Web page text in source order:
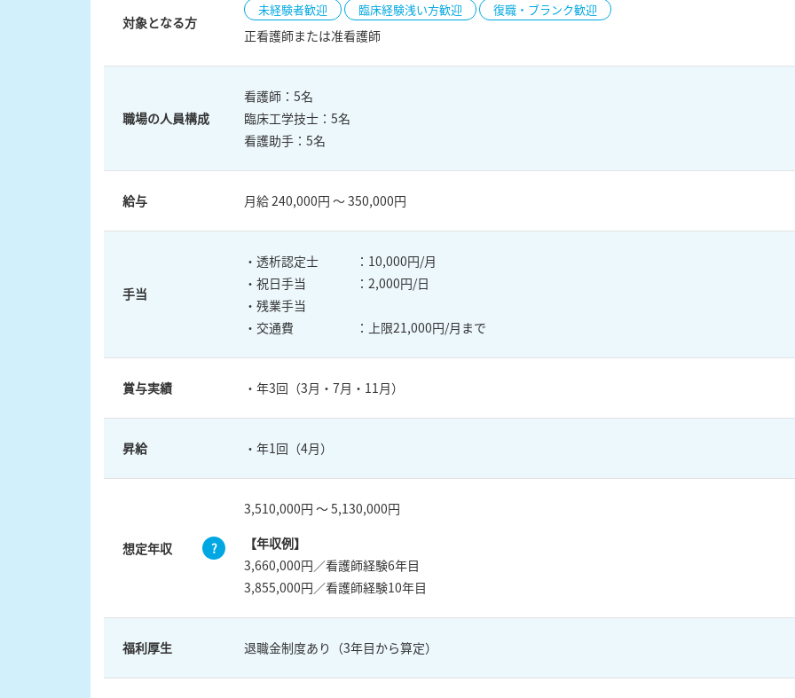
対象となる方
未経験者歓迎 臨床経験浅い方歓迎 復職・ブランク歓迎
正看護師または准看護師
職場の人員構成
看護師：5名
臨床工学技士：5名
看護助手：5名
給与 月給 240,000円 ～ 350,000円
手当
・透析認定士 ：10,000円/月
・祝日手当 ：2,000円/日
・残業手当
・交通費 ：上限21,000円/月まで
賞与実績 ・年3回（3月・7月・11月）
昇給 ・年1回（4月）
想定年収 ?
3,510,000円 ～ 5,130,000円
【年収例】
3,660,000円／看護師経験6年目
3,855,000円／看護師経験10年目
福利厚生 退職金制度あり（3年目から算定）